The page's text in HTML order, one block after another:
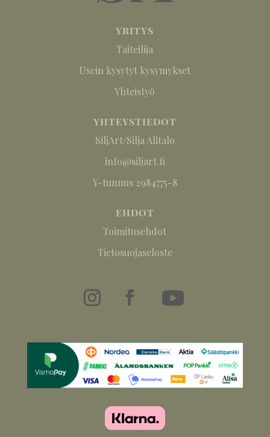
YRITYS
Taiteilija
Usein kysytyt kysymykset
Yhteistyö
YHTEYSTIEDOT
SiljArt/Silja Alitalo
info@siljart.fi
Y-tunnus 2984775-8
EHDOT
Toimitusehdot
Tietosuojaseloste